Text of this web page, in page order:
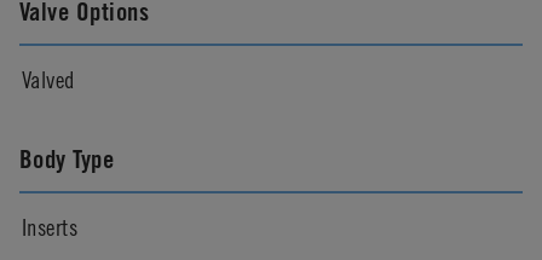
Valve Options
Valved
Body Type
Inserts